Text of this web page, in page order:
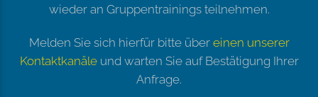
wieder an Gruppentrainings teilnehmen.
Melden Sie sich hierfür bitte über einen unserer
Kontaktkanäleund warten Sie auf Bestätigung Ihrer
Anfrage.